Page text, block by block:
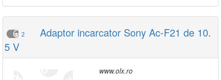
2
Adaptor incarcator Sony Ac-F21 de 10.
5 V
www.olx.ro